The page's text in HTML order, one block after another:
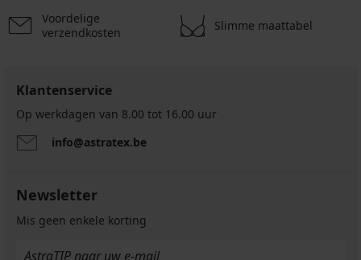
GRATIS
GRATISVoordelige
verzendkosten
Slimme maattabel
Klantenservice
Op werkdagen van 8.00 tot 16.00 uur
info@astratex.be
Newsletter
Mis geen enkele korting